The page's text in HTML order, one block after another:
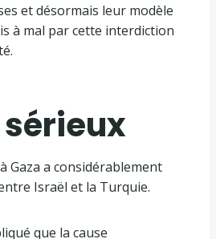
et désormais leur modèle
à mal par cette interdiction
Gaza a considérablement
Israël et la Turquie.
que la cause